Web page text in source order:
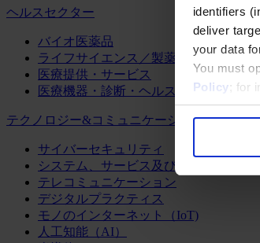
identifiers
deliver
your data
You must
Policy; for
ヘルスセクター
バイオ医薬品
ライフサイエンス／製薬
医療提供・サービス
医療機器・診断・ヘルスケアテクノロ
テクノロジー&コミュニケーション
サイバーセキュリティ
システム、サービス及びソフトウェア
テレコミュニケーション
デジタルプラクティス
モノのインターネット（IoT)
人工知能（AI）